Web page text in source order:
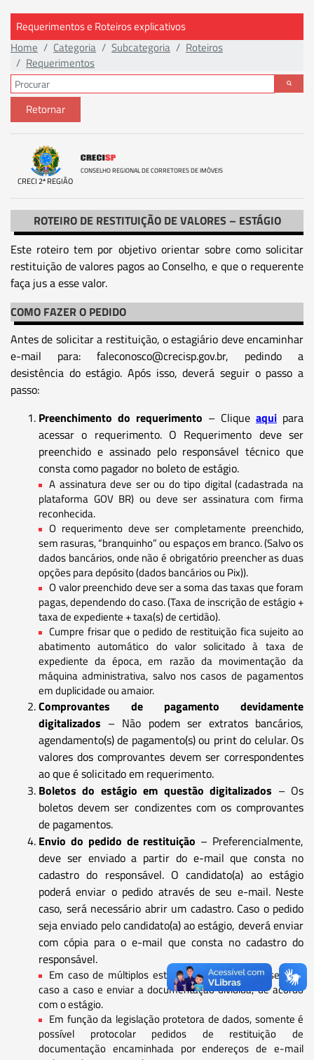
Requerimentos e Roteiros explicativos
Home
Categoria Subcategoria
Roteiros
Requerimentos
Retornar
CRECI 2ª REGIÃO
CONSELHO REGIONAL DE CORRETORES DE IMÓVEIS
ROTEIRO DE RESTITUIÇÃO DE VALORES – ESTÁGIO
Este roteiro tem por objetivo orientar sobre como solicitar
restituição de valores pagos ao Conselho, e que o requerente
faça jus a esse valor.
COMO FAZER O PEDIDO
Antes de solicitar a restituição, o estagiário deve encaminhar
e-mail para: faleconosco@crecisp.gov.br, pedindo a
desistência do estágio. Após isso, deverá seguir o passo a
passo:
Preenchimento do requerimento – Clique aqui para
acessar o requerimento. O Requerimento deve ser
preenchido e assinado pelo responsável técnico que
consta como pagador no boleto de estágio.
A assinatura deve ser ou do tipo digital (cadastrada na
plataforma GOV BR) ou deve ser assinatura com firma
reconhecida.
O requerimento deve ser completamente preenchido,
sem rasuras, “branquinho” ou espaços em branco. (Salvo os
dados bancários, onde não é obrigatório preencher as duas
opções para depósito (dados bancários ou Pix)).
O valor preenchido deve ser a soma das taxas que foram
pagas, dependendo do caso. (Taxa de inscrição de estágio +
taxa de expediente + taxa(s) de certidão).
Cumpre frisar que o pedido de restituição fica sujeito ao
abatimento automático do valor solicitado à taxa de
expediente da época, em razão da movimentação da
máquina administrativa, salvo nos casos de pagamentos
em duplicidade ou amaior.
Comprovantes de pagamento devidamente
digitalizados – Não podem ser extratos bancários,
agendamento(s) de pagamento(s) ou print do celular. Os
valores dos comprovantes devem ser correspondentes
ao que é solicitado em requerimento.
Boletos do estágio em questão digitalizados – Os
boletos devem ser condizentes com os comprovantes
de pagamentos.
Envio do pedido de restituição – Preferencialmente,
deve ser enviado a partir do e-mail que consta no
cadastro do responsável. O candidato(a) ao estágio
poderá enviar o pedido através de seu e-mail. Neste
caso, será necessário abrir um cadastro. Caso o pedido
seja enviado pelo candidato(a) ao estágio, deverá enviar
com cópia para o e-mail que consta no cadastro do
responsável.
Em caso de múltiplos estágios pagos, deve-se separar
caso a caso e enviar a documentação dividida, de acordo
com o estágio.
Em função da legislação protetora de dados, somente é
possível protocolar pedidos de restituição de
documentação encaminhada por endereços de e-mail